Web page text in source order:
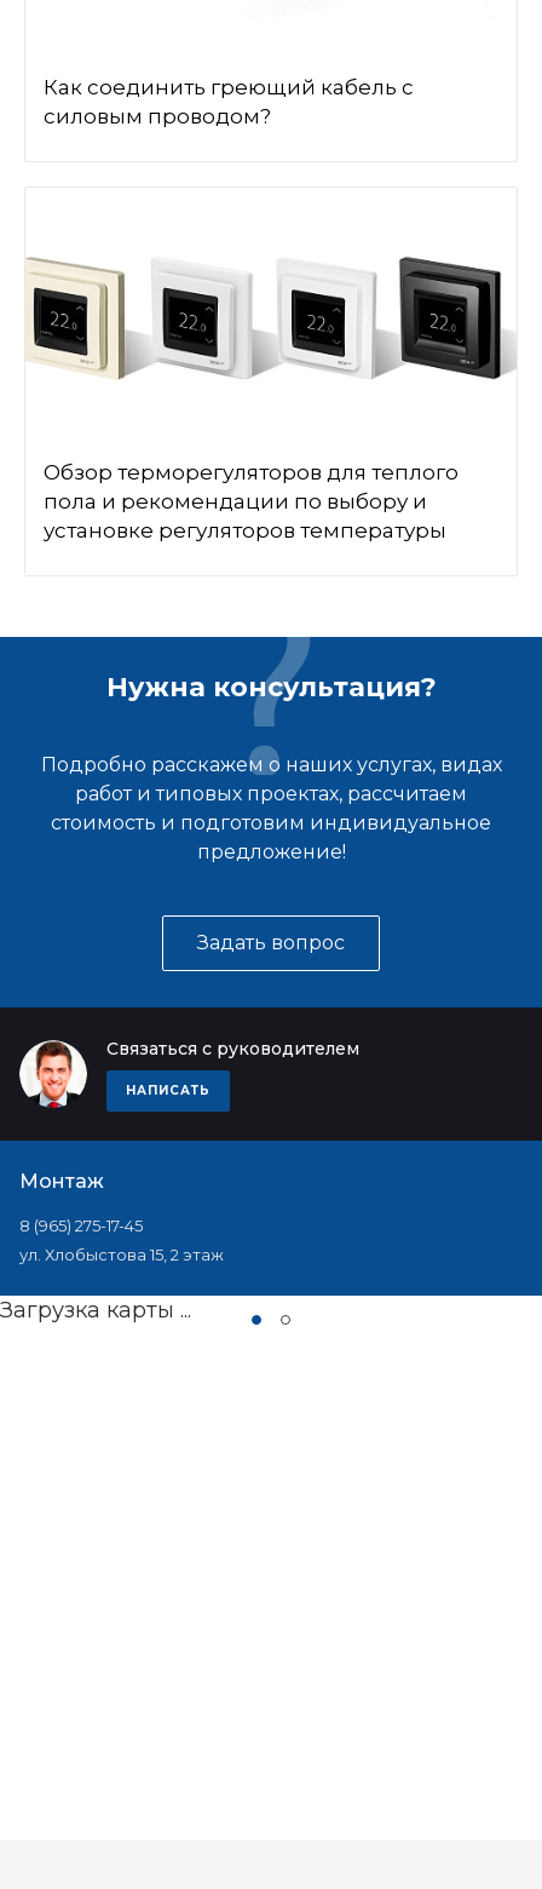
Как соединить греющий кабель с
силовым проводом?
Обзор терморегуляторов для теплого
пола и рекомендации по выбору и
установке регуляторов температуры
Нужна консультация?
Подробно расскажем о наших услугах, видах
работ и типовых проектах, рассчитаем
стоимость и подготовим индивидуальное
предложение!
Задать вопрос
Связаться с руководителем
НАПИСАТЬ
Монтаж
8 (965) 275-17-45
ул. Хлобыстова 15, 2 этаж
Загрузка карты ...